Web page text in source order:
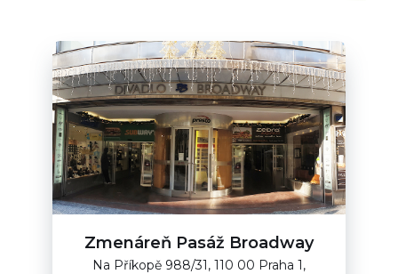
Zmenáreň Pasáž Broadway
Na Příkopě 988/31, 110 00 Praha 1,